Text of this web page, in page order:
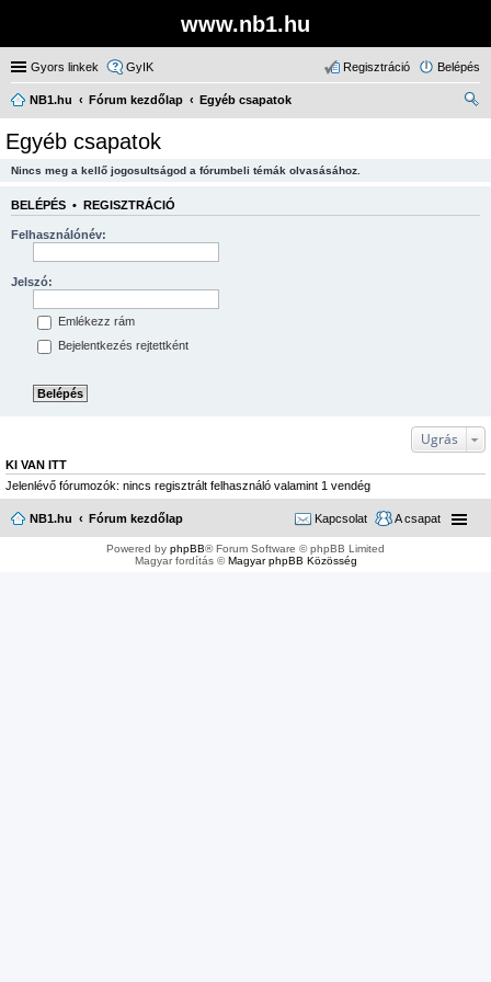
www.nb1.hu
Gyors linkek GyIK Belépés
Regisztráció
NB1.hu Fórum kezdőlap
Egyéb csapatok
Egyéb csapatok
Nincs meg a kellő jogosultságod a fórumbeli témák olvasásához.
BELÉPÉS • REGISZTRÁCIÓ
Felhasználónév:
Jelszó:
Emlékezz rám
Bejelentkezés rejtettként
Ugrás
KI VAN ITT
Jelenlévő fórumozók: nincs regisztrált felhasználó valamint 1 vendég
NB1.hu Fórum kezdőlap A csapat
Kapcsolat
Powered by phpBB® Forum Software © phpBB Limited
Magyar fordítás ©Magyar phpBB Közösség